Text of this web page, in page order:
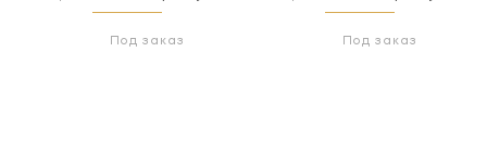
Под заказ Под заказ